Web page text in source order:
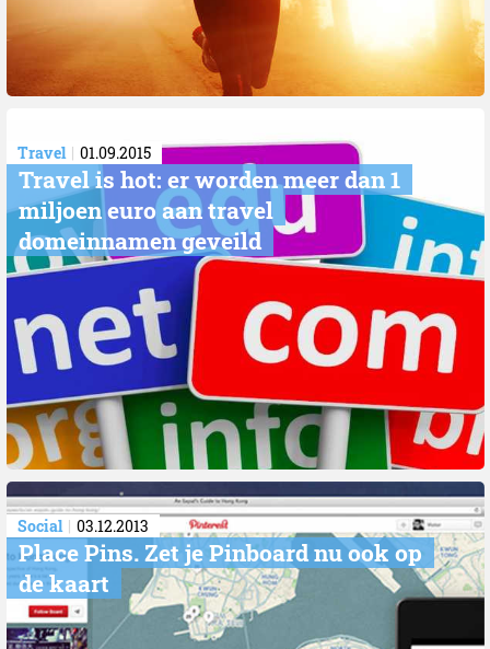
Travel 01.09.2015
Travel is hot: er worden meer dan 1
miljoen euro aan travel
domeinnamen geveild
Social 03.12.2013
Place Pins. Zet je Pinboard nu ook op
de kaart